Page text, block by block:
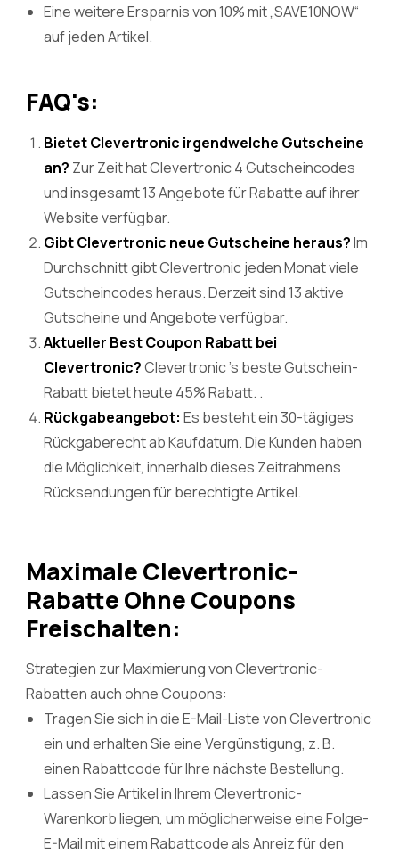
Eine weitere Ersparnis von 10% mit „SAVE10NOW“
auf jeden Artikel.
FAQ's:
Bietet Clevertronic irgendwelche Gutscheine
an? Zur Zeit hat Clevertronic 4 Gutscheincodes
und insgesamt 13 Angebote für Rabatte auf ihrer
Website verfügbar.
Gibt Clevertronic neue Gutscheine heraus?Im
Durchschnitt gibt Clevertronic jeden Monat viele
Gutscheincodes heraus. Derzeit sind 13 aktive
Gutscheine und Angebote verfügbar.
Aktueller Best Coupon Rabatt bei
Clevertronic?Clevertronic 's beste Gutschein-
Rabatt bietet heute 45% Rabatt. .
Rückgabeangebot:Es besteht ein 30-tägiges
Rückgaberecht ab Kaufdatum. Die Kunden haben
die Möglichkeit, innerhalb dieses Zeitrahmens
Rücksendungen für berechtigte Artikel.
Maximale Clevertronic-
Rabatte Ohne Coupons
Freischalten:
Strategien zur Maximierung von Clevertronic-
Rabatten auch ohne Coupons:
Tragen Sie sich in die E-Mail-Liste von Clevertronic
ein und erhalten Sie eine Vergünstigung, z. B.
einen Rabattcode für Ihre nächste Bestellung.
Lassen Sie Artikel in Ihrem Clevertronic-
Warenkorb liegen, um möglicherweise eine Folge-
E-Mail mit einem Rabattcode als Anreiz für den